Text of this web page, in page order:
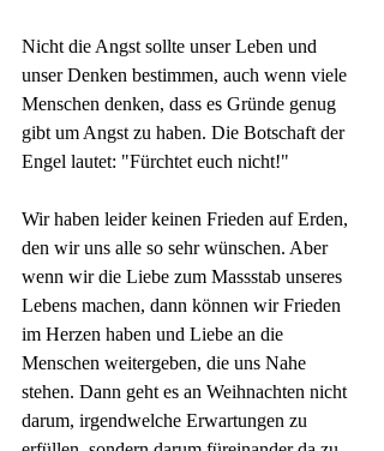
Nicht die Angst sollte unser Leben und
unser Denken bestimmen, auch wenn viele
Menschen denken, dass es Gründe genug
gibt um Angst zu haben. Die Botschaft der
Engel lautet: "Fürchtet euch nicht!"
Wir haben leider keinen Frieden auf Erden,
den wir uns alle so sehr wünschen. Aber
wenn wir die Liebe zum Massstab unseres
Lebens machen, dann können wir Frieden
im Herzen haben und Liebe an die
Menschen weitergeben, die uns Nahe
stehen. Dann geht es an Weihnachten nicht
darum, irgendwelche Erwartungen zu